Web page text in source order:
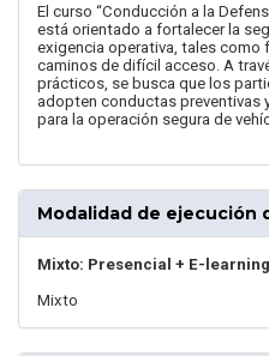
El curso “Conducción a la
está orientado a fortalecer la
exigencia operativa, tales como
caminos de difícil acceso. A
prácticos, se busca que los
adopten conductas preventivas
para la operación segura de
Modalidad de ejecución
Mixto: Presencial + E-
Mixto